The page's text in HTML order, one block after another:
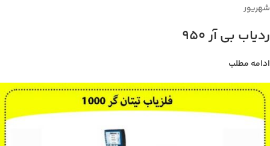
شهریور
ردیاب بی آر 950
ادامه مطلب